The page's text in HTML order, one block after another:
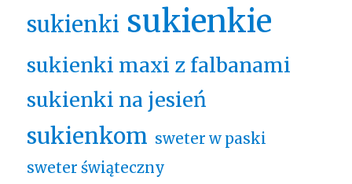
sukienki sukienkie
sukienki maxi z falbanami
sukienki na jesień
sukienkom sweter w paski
sweter świąteczny